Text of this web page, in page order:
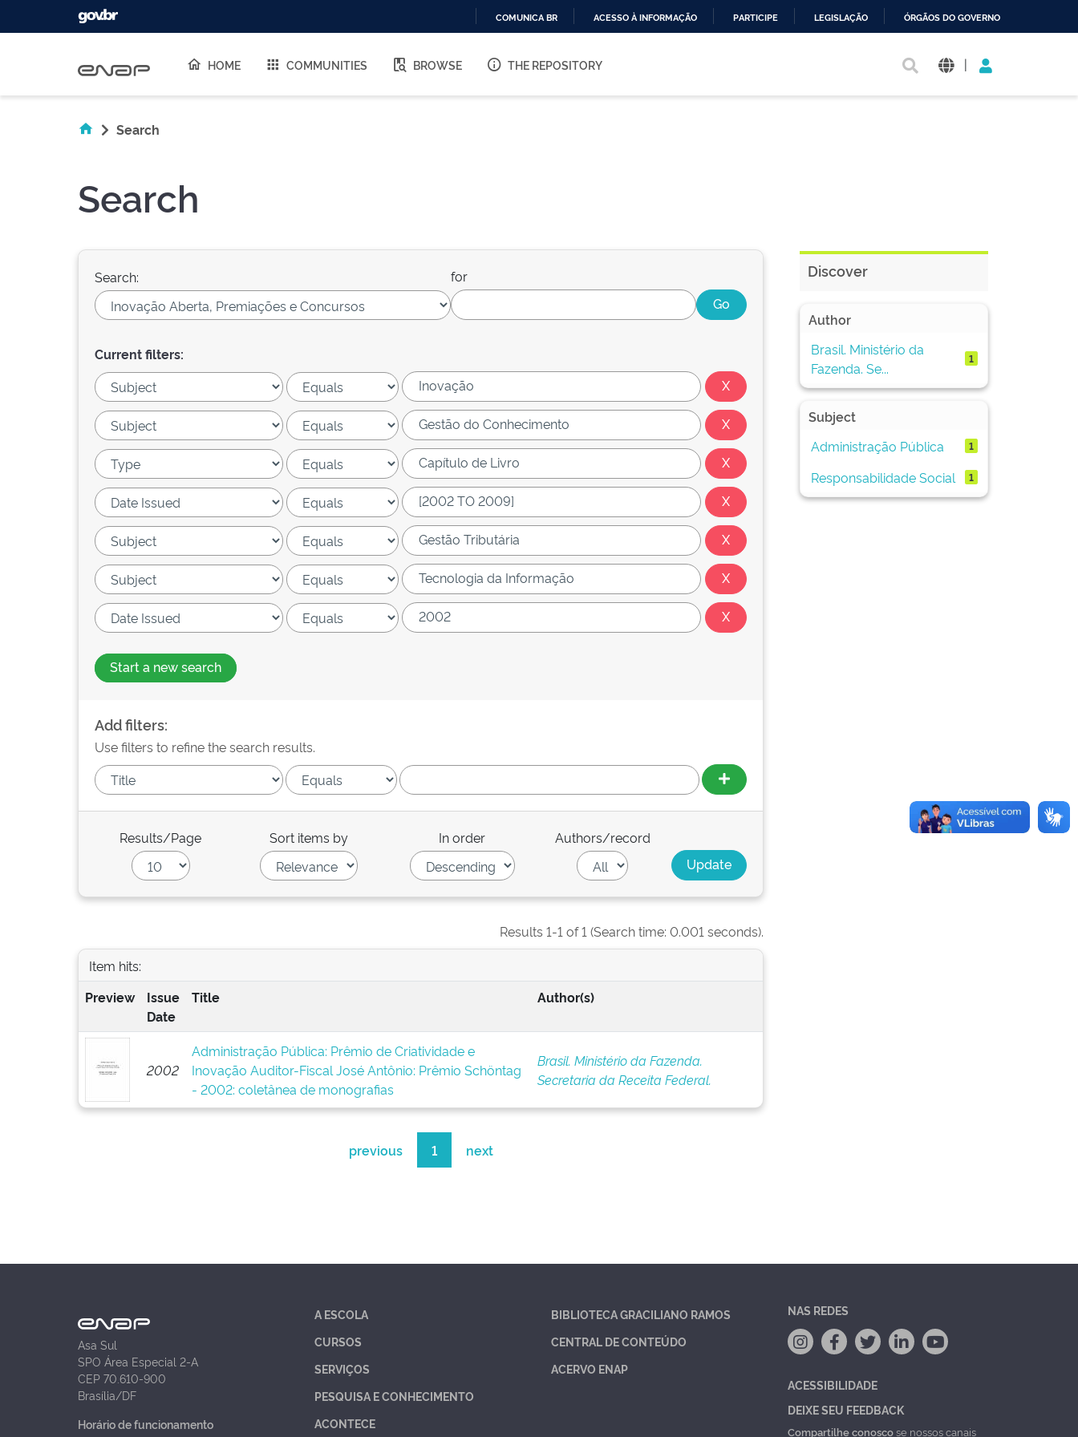
O
COMUNICA BR ACESSO À INFORMAÇÃO PARTICIPE LEGISLAÇÃO ÓRGÃOS DO GOVERNO
HOME COMMUNITIES BROWSE THE REPOSITORY |
Search
Search
Search: for
Current filters:
Start a new search
Add filters:
Use filters to refine the search results.
Results/Page Sort items by In order Authors/record
Results 1-1 of 1 (Search time: 0.001 seconds).
Item hits:
Preview
Issue
Date
Title Author(s)
2002
Administração Pública: Prêmio de Criatividade e
Inovação Auditor-Fiscal José Antônio: Prêmio Schöntag
- 2002: coletânea de monografias
Brasil. Ministério da Fazenda.
Secretaria da Receita Federal.
previous 1 next
Discover
Author
Brasil. Ministério da
Fazenda. Se...
1
Subject
Administração Pública
1
Responsabilidade Social 1
Asa Sul
SPO Área Especial 2-A
CEP 70.610-900
Brasília/DF
Horário de funcionamento
A ESCOLA
CURSOS
SERVIÇOS
PESQUISA E CONHECIMENTO
ACONTECE
BIBLIOTECA GRACILIANO RAMOS
CENTRAL DE CONTEÚDO
ACERVO ENAP
NAS REDES
ACESSIBILIDADE
DEIXE SEU FEEDBACK
Compartilhe conoscose nossos canais